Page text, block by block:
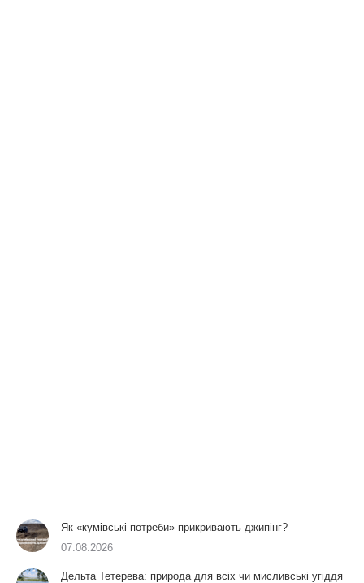
Як «кумівські потреби» прикривають джипінг?
07.08.2026
Дельта Тетерева: природа для всіх чи мисливські угіддя